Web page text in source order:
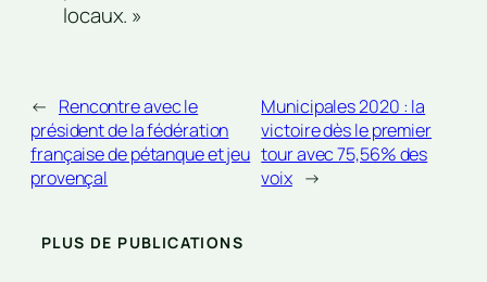
locaux. »
← Rencontre avec le
président de la fédération
française de pétanque et jeu
provençal
Municipales 2020 : la
victoire dès le premier
tour avec 75,56% des
voix →
PLUS DE PUBLICATIONS